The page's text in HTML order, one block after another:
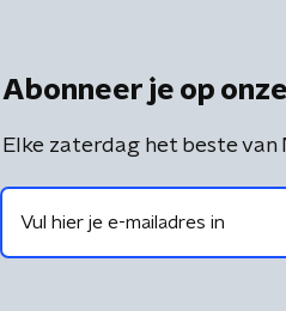
Abonneer je op
Elke zaterdag het beste van